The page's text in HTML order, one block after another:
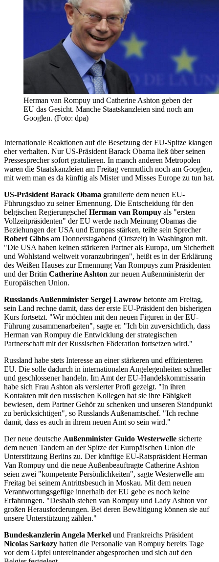
Herman van Rompuy und Catherine Ashton geben der
EU das Gesicht. Manche Staatskanzleien sind noch am
Googlen. (Foto: dpa)
Internationale Reaktionen auf die Besetzung der EU-Spitze klangen
eher verhalten. Nur US-Präsident Barack Obama ließ über seinen
Pressesprecher sofort gratulieren. In manch anderen Metropolen
waren die Staatskanzleien am Freitag vermutlich noch am Googlen,
mit wem man es da künftig als Mister und Misses Europe zu tun hat.
US-Präsident Barack Obama gratulierte dem neuen EU-
Führungsduo zu seiner Ernennung. Die Entscheidung für den
belgischen RegierungschefHerman van Rompuy als "ersten
Vollzeitpräsidenten" der EU werde nach Meinung Obamas die
Beziehungen der USA und Europas stärken, teilte sein Sprecher
Robert Gibbs am Donnerstagabend (Ortszeit) in Washington mit.
"Die USA haben keinen stärkeren Partner als Europa, um Sicherheit
und Wohlstand weltweit voranzubringen", heißt es in der Erklärung
des Weißen Hauses zur Ernennung Van Rompuys zum Präsidenten
und der Britin Catherine Ashton zur neuen Außenministerin der
Europäischen Union.
Russlands Außenminister Sergej Lawrow betonte am Freitag,
sein Land rechne damit, dass der erste EU-Präsident den bisherigen
Kurs fortsetzt. "Wir möchten mit den neuen Figuren in der EU-
Führung zusammenarbeiten", sagte er. "Ich bin zuversichtlich, dass
Herman van Rompuy die Entwicklung der strategischen
Partnerschaft mit der Russischen Föderation fortsetzen wird."
Russland habe stets Interesse an einer stärkeren und effizienteren
EU. Die solle dadurch in internationalen Angelegenheiten schneller
und geschlossener handeln. Im Amt der EU-Handelskommissarin
habe sich Frau Ashton als versierter Profi gezeigt. "In ihren
Kontakten mit den russischen Kollegen hat sie ihre Fähigkeit
bewiesen, dem Partner Gehör zu schenken und unseren Standpunkt
zu berücksichtigen", so Russlands Außenamtschef. "Ich rechne
damit, dass es auch in ihrem neuen Amt so sein wird."
Der neue deutsche Außenminister Guido Westerwelle sicherte
dem neuen Tandem an der Spitze der Europäischen Union die
Unterstützung Berlins zu. Der künftige EU-Ratspräsident Herman
Van Rompuy und die neue Außenbeauftragte Catherine Ashton
seien zwei "kompetente Persönlichkeiten", sagte Westerwelle am
Freitag bei seinem Antrittsbesuch in Moskau. Mit dem neuen
Verantwortungsgefüge innerhalb der EU gebe es noch keine
Erfahrungen. "Deshalb stehen van Rompuy und Lady Ashton vor
großen Herausforderungen. Bei deren Bewältigung können sie auf
unsere Unterstützung zählen."
Bundeskanzlerin Angela Merkel und Frankreichs Präsident
Nicolas Sarkozy hatten die Personalie van Rompuy bereits Tage
vor dem Gipfel untereinander abgesprochen und sich auf den